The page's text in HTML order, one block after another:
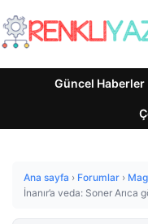
Güncel Haberler
Ana sayfa › Forumlar ›
İnanır’a veda: Soner Arıca